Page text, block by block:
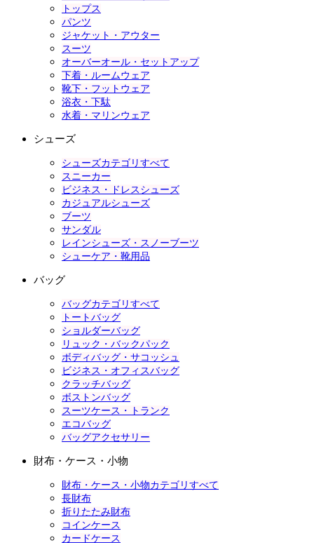
トップス
パンツ
ジャケット・アウター
スーツ
オーバーオール・セットアップ
下着・ルームウェア
靴下・フットウェア
浴衣・下駄
水着・マリンウェア
シューズ
シューズカテゴリすべて
スニーカー
ビジネス・ドレスシューズ
カジュアルシューズ
ブーツ
サンダル
レインシューズ・スノーブーツ
シューケア・靴用品
バッグ
バッグカテゴリすべて
トートバッグ
ショルダーバッグ
リュック・バックパック
ボディバッグ・サコッシュ
ビジネス・オフィスバッグ
クラッチバッグ
ボストンバッグ
スーツケース・トランク
エコバッグ
バッグアクセサリー
財布・ケース・小物
財布・ケース・小物カテゴリすべて
長財布
折りたたみ財布
コインケース
カードケース